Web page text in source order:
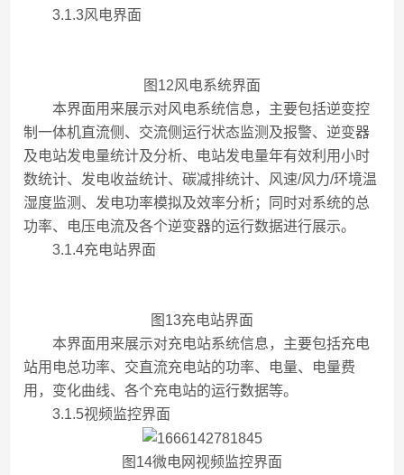
3.1.3风电界面
图12风电系统界面
本界面用来展示对风电系统信息，主要包括逆变控
制一体机直流侧、交流侧运行状态监测及报警、逆变器
及电站发电量统计及分析、电站发电量年有效利用小时
数统计、发电收益统计、碳减排统计、风速/风力/环境温
湿度监测、发电功率模拟及效率分析；同时对系统的总
功率、电压电流及各个逆变器的运行数据进行展示。
3.1.4充电站界面
图13充电站界面
本界面用来展示对充电站系统信息，主要包括充电
站用电总功率、交直流充电站的功率、电量、电量费
用，变化曲线、各个充电站的运行数据等。
3.1.5视频监控界面
图14微电网视频监控界面